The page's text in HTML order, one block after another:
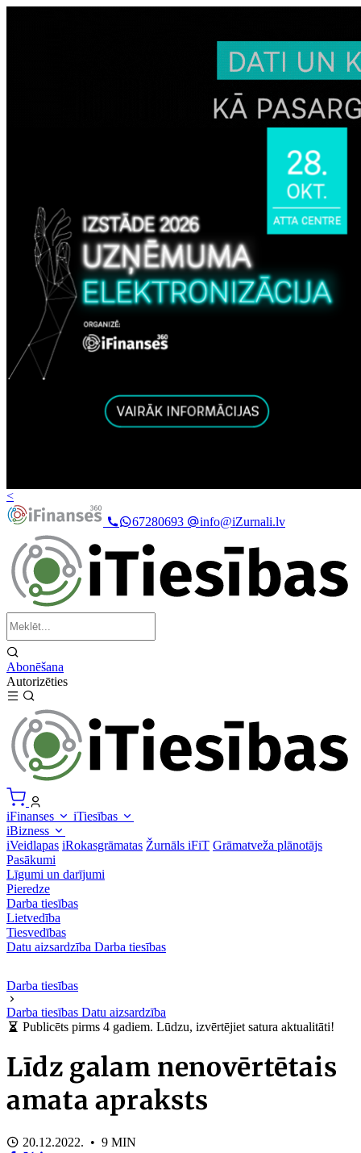
<
67280693
info@iZurnali.lv
Abonēšana
Autorizēties
iFinanses
iTiesības
iBizness
iVeidlapas iRokasgrāmatas Žurnāls iFiT Grāmatveža plānotājs
Pasākumi
Līgumi un darījumi
Pieredze
Darba tiesības
Lietvedība
Tiesvedības
Datu aizsardzība Darba tiesības
Darba tiesības
Darba tiesības Datu aizsardzība
Publicēts pirms 4 gadiem. Lūdzu, izvērtējiet satura aktualitāti!
Līdz galam nenovērtētais
amata apraksts
20.12.2022. • 9 MIN